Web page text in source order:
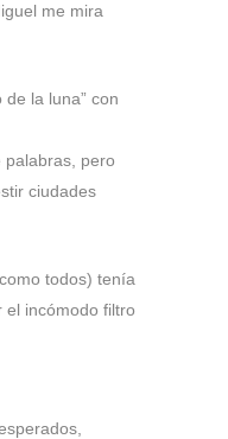
me mira
de la luna” con
palabras, pero
ciudades
todos) tenía
el incómodo filtro